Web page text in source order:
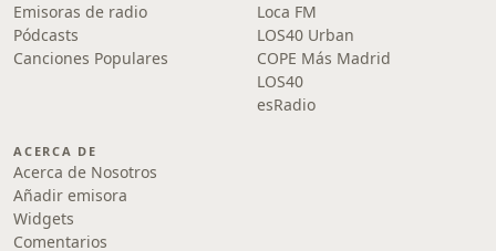
Emisoras de radio
Pódcasts
Canciones Populares
Loca FM
LOS40 Urban
COPE Más Madrid
LOS40
esRadio
ACERCA DE
Acerca de Nosotros
Añadir emisora
Widgets
Comentarios